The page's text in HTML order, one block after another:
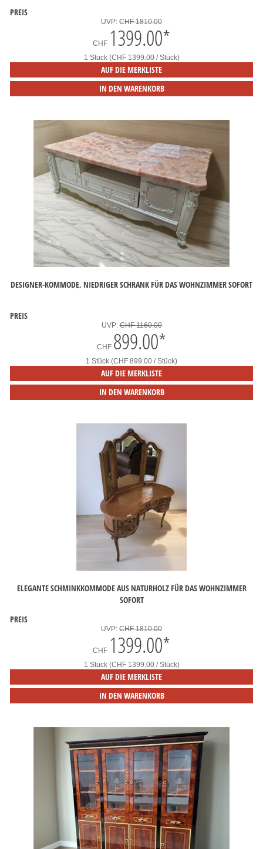
PREIS
UVP: CHF 1810.00
CHF 1399.00*
1 Stück (CHF 1399.00 / Stück)
AUF DIE MERKLISTE
IN DEN WARENKORB
DESIGNER-KOMMODE, NIEDRIGER SCHRANK FÜR DAS WOHNZIMMER SOFORT
PREIS
UVP:CHF 1160.00
CHF 899.00*
1 Stück (CHF 899.00 / Stück)
AUF DIE MERKLISTE
IN DEN WARENKORB
ELEGANTE SCHMINKKOMMODE AUS NATURHOLZ FÜR DAS WOHNZIMMER
SOFORT
PREIS
UVP: CHF 1810.00
CHF 1399.00*
1 Stück (CHF 1399.00 / Stück)
AUF DIE MERKLISTE
IN DEN WARENKORB